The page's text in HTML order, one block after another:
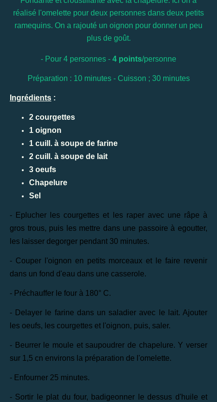
réalisé l'omelette pour deux personnes dans deux petits
ramequins. On a rajouté un oignon pour donner un peu
plus de goût.
- Pour 4 personnes - 4 points/personne
Préparation : 10 minutes - Cuisson ; 30 minutes
Ingrédients :
2 courgettes
1 oignon
1 cuill. à soupe de farine
2 cuill. à soupe de lait
3 oeufs
Chapelure
Sel
- Eplucher les courgettes et les raper avec une râpe à
gros trous, puis les mettre dans une passoire à egoutter,
les laisser degorger pendant 30 minutes.
- Couper l'oignon en petits morceaux et le faire revenir
dans un fond d'eau dans une casserole.
- Préchauffer le four à 180° C.
- Delayer le farine dans un saladier avec le lait. Ajouter
les oeufs, les courgettes et l'oignon, puis, saler.
- Beurrer le moule et saupoudrer de chapelure. Y verser
sur 1,5 cn environs la préparation de l'omelette.
- Enfourner 25 minutes.
- Sortir le plat du four, badigeonner le dessus d'huile et